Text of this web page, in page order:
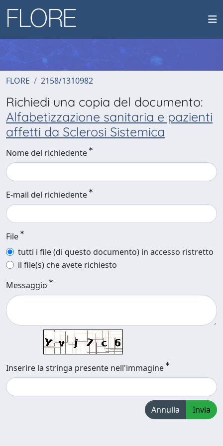
FLORE 2158/1310982
Richiedi una copia del documento:
Alfabetizzazione sanitaria e pazienti
affetti da Sclerosi Sistemica
Nome del richiedente
E-mail del richiedente
File
tutti i file (di questo documento) in accesso ristretto
il file(s) che avete richiesto
Messaggio
Inserire la stringa presente nell'immagine
Annulla Invia